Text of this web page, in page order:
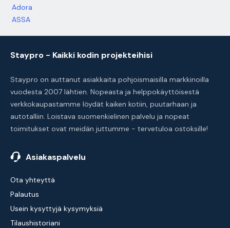
Adora
ASSA
Staypro - Kaikki kodin projekteihisi
Staypro on auttanut asiakkaita pohjoismaisilla markkinoilla
vuodesta 2007 lähtien. Nopeasta ja helppokäyttöisestä
verkkokaupastamme löydät kaiken kotiin, puutarhaan ja
autotalliin. Loistava suomenkielinen palvelu ja nopeat
toimitukset ovat meidän juttumme - tervetuloa ostoksille!
Asiakaspalvelu
Ota yhteyttä
Palautus
Usein kysyttyjä kysymyksiä
Tilaushistoriani